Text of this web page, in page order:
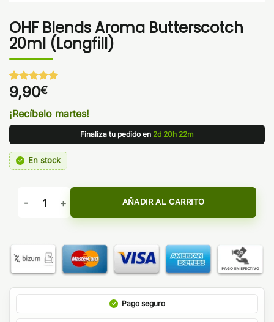
OHF Blends Aroma Butterscotch
20ml (Longfill)
Valorado
con5 de 5
en base a
1
valoración
de un
9,90€
¡Recíbelo martes!
Finaliza tu pedido en 2d 20h 22m
En stock
OHF Blends Aroma Butterscotch 20ml (Longfill) cantidad
AÑADIR AL CARRITO
Pago seguro